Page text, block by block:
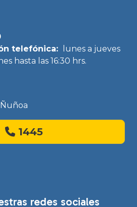
telefónica:
lunes a jueves
hasta las 16:30 hrs.
1445
redes sociales